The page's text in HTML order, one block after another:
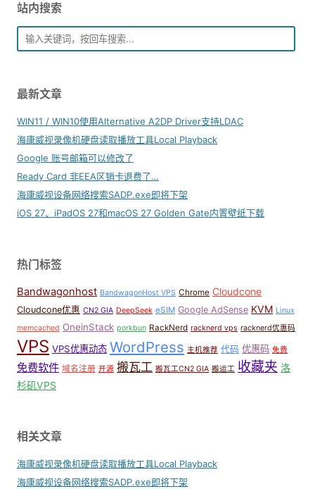
站内搜索
最新文章
WIN11 / WIN10使用Alternative A2DP Driver支持LDAC
海康威视录像机硬盘读取播放工具Local Playback
Google 账号邮箱可以修改了
Ready Card 非EEA区销卡退费了…
海康威视设备网络搜索SADP.exe即将下架
iOS 27、iPadOS 27和macOS 27 Golden Gate内置壁纸下载
热门标签
Bandwagonhost BandwagonHost VPS Chrome Cloudcone
Cloudcone优惠 CN2 GIA DeepSeek eSIM Google AdSense KVM Linux
memcached OneinStack porkbun RackNerd racknerd vps racknerd优惠码
VPS VPS优惠动态 WordPress 主机推荐 代码 优惠码 免费
免费软件 域名注册 开源 搬瓦工 搬瓦工CN2 GIA 搬运工 收藏夹 洛
杉矶VPS
相关文章
海康威视录像机硬盘读取播放工具Local Playback
海康威视设备网络搜索SADP.exe即将下架